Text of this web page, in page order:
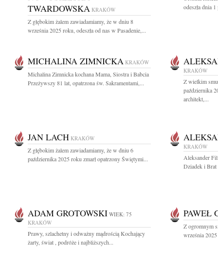
TWARDOWSKA KRAKÓW
Z głębokim żalem zawiadamiamy, że w dniu 8
września 2025 roku, odeszła od nas w Pasadenie,...
odeszła dnia
MICHALINA ZIMNICKA KRAKÓW
Michalina Zimnicka kochana Mama, Siostra i Babcia
Przeżywszy 81 lat, opatrzona św. Sakramentami,...
KRAKÓW
Z wielkim
października
architekt,...
JAN LACH KRAKÓW
Z głębokim żalem zawiadamiamy, że w dniu 6
października 2025 roku zmarł opatrzony Świętymi...
KRAKÓW
Aleksander
Dziadek i Brat
ADAM GROTOWSKI WIEK: 75
KRAKÓW
Prawy, szlachetny i odważny mądrością Kochający
żarty, świat , podróże i najbliższych...
PAWEŁ
Z ogromnym
września